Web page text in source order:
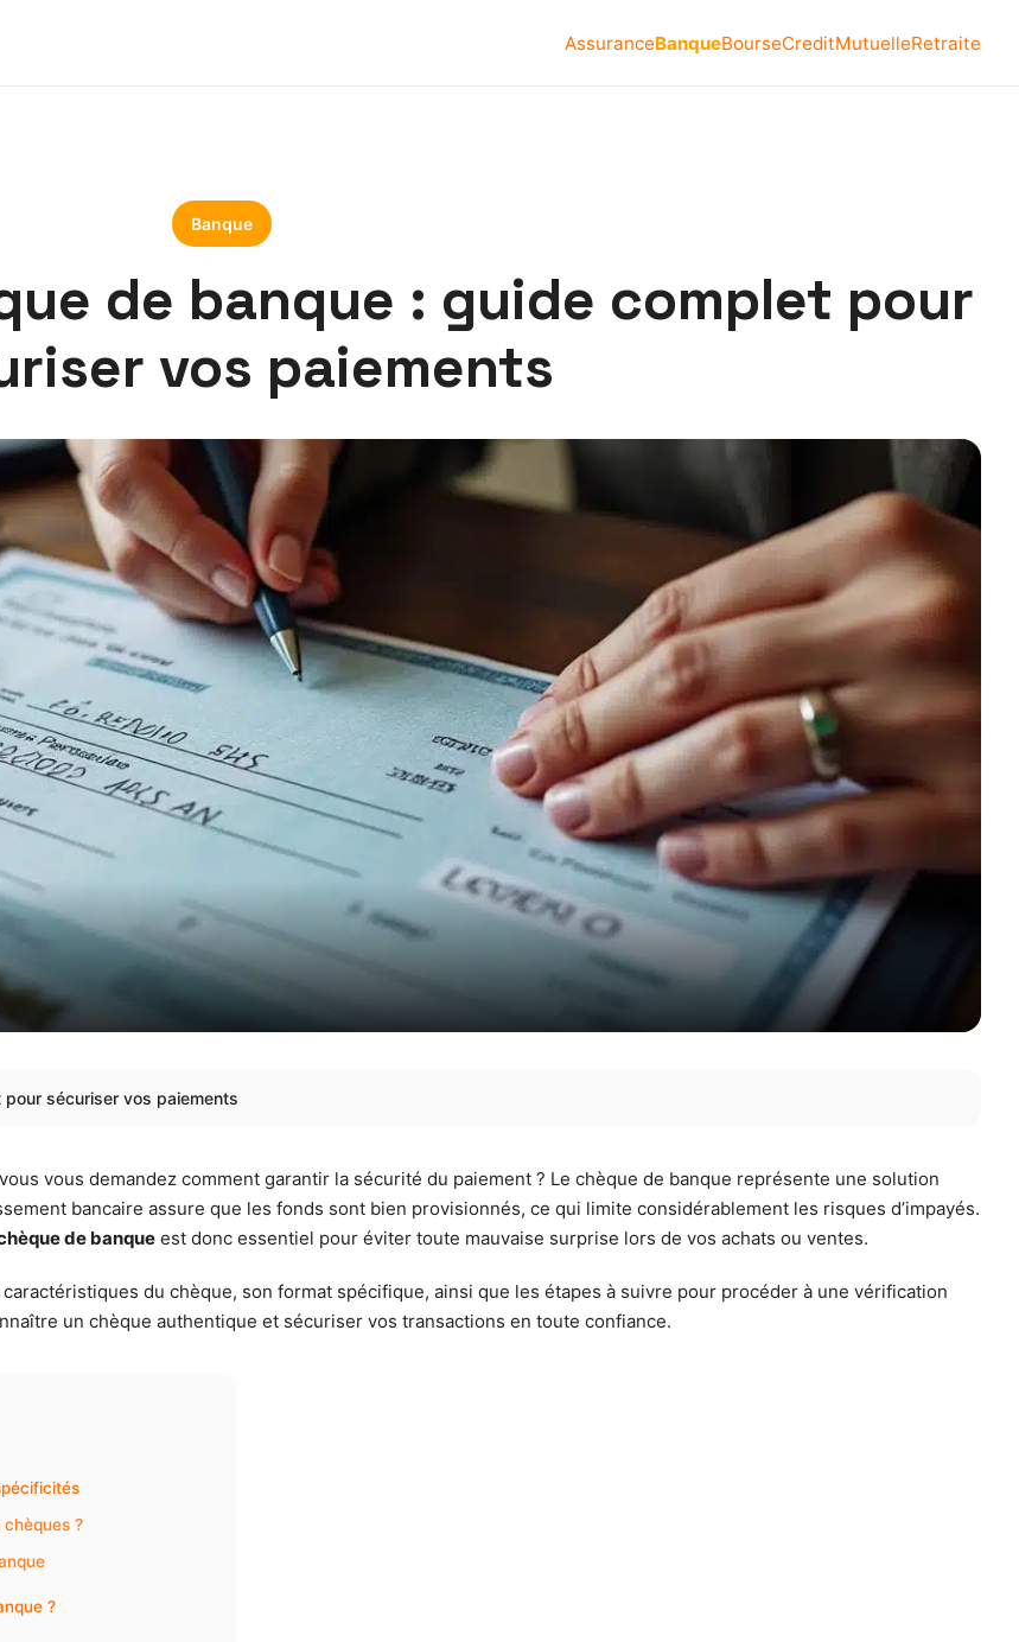
AssuranceBanqueBourseCreditMutuelleRetraite
Banque
de banque : guide complet pour
vos paiements
sécuriser vos paiements
vous demandez comment garantir la sécurité du paiement ? Le chèque de banque représente une solution
bancaire assure que les fonds sont bien provisionnés, ce qui limite considérablement les risques d’impayés.
de banque est donc essentiel pour éviter toute mauvaise surprise lors de vos achats ou ventes.
du chèque, son format spécifique, ainsi que les étapes à suivre pour procéder à une vérification
un chèque authentique et sécuriser vos transactions en toute confiance.
?
?